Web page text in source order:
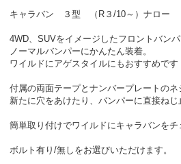
キャラバン ３型 （R３/10～）ナロー
4WD、SUVをイメージしたフロントバンパ
ノーマルバンパーにかんたん装着。
ワイルドにアゲスタイルにもおすすめです
付属の両面テープとナンバープレートの
新たに穴をあけたり、バンパーに直接ねじ
簡単取り付けでワイルドにキャラバンをチ
ボルト有り/無しをお選びいただけます。